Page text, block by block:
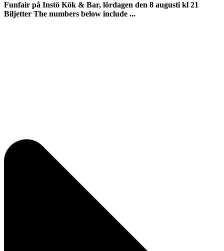
Funfair på Instö Kök & Bar, lördagen den 8 augusti kl 21
Biljetter The numbers below include ...